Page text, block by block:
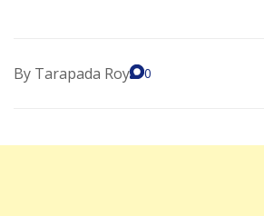
By Tarapada Roy 0